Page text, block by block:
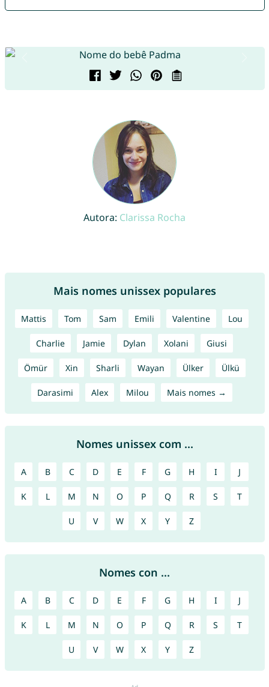
Autora: Clarissa Rocha
Mais nomes unissex populares
Mattis Tom Sam Emili Valentine Lou
Charlie Jamie Dylan Xolani Giusi
Ömür Xin Sharli Wayan Ülker Ülkü
Darasimi Alex Milou Mais nomes →
Nomes unissex com ...
A B C D E F G H I J
K L M N O P Q R S T
U V W X Y Z
Nomes con ...
A B C D E F G H I J
K L M N O P Q R S T
U V W X Y Z